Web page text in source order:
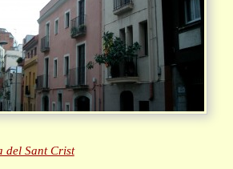
del Sant Crist